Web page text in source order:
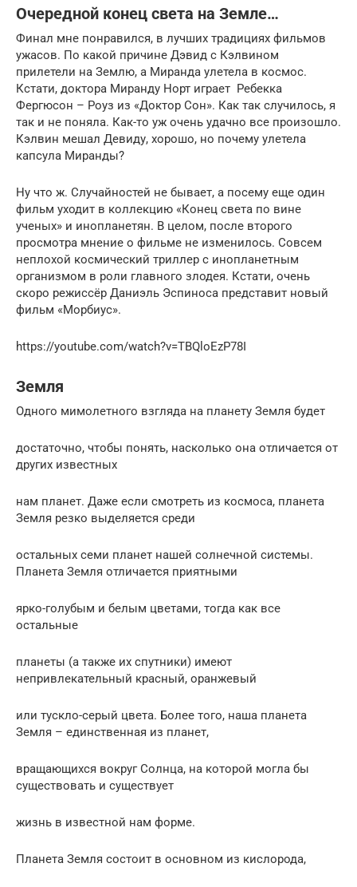
Очередной конец света на Земле…
Финал мне понравился, в лучших традициях фильмов
ужасов. По какой причине Дэвид с Кэлвином
прилетели на Землю, а Миранда улетела в космос.
Кстати, доктора Миранду Норт играет Ребекка
Фергюсон – Роуз из «Доктор Сон». Как так случилось, я
так и не поняла. Как-то уж очень удачно все произошло.
Кэлвин мешал Девиду, хорошо, но почему улетела
капсула Миранды?
Ну что ж. Случайностей не бывает, а посему еще один
фильм уходит в коллекцию «Конец света по вине
ученых» и инопланетян. В целом, после второго
просмотра мнение о фильме не изменилось. Совсем
неплохой космический триллер с инопланетным
организмом в роли главного злодея. Кстати, очень
скоро режиссёр Даниэль Эспиноса представит новый
фильм «Морбиус».
https://youtube.com/watch?v=TBQloEzP78I
Земля
Одного мимолетного взгляда на планету Земля будет
достаточно, чтобы понять, насколько она отличается от
других известных
нам планет. Даже если смотреть из космоса, планета
Земля резко выделяется среди
остальных семи планет нашей солнечной системы.
Планета Земля отличается приятными
ярко-голубым и белым цветами, тогда как все
остальные
планеты (а также их спутники) имеют
непривлекательный красный, оранжевый
или тускло-серый цвета. Более того, наша планета
Земля – единственная из планет,
вращающихся вокруг Солнца, на которой могла бы
существовать и существует
жизнь в известной нам форме.
Планета Земля состоит в основном из кислорода,